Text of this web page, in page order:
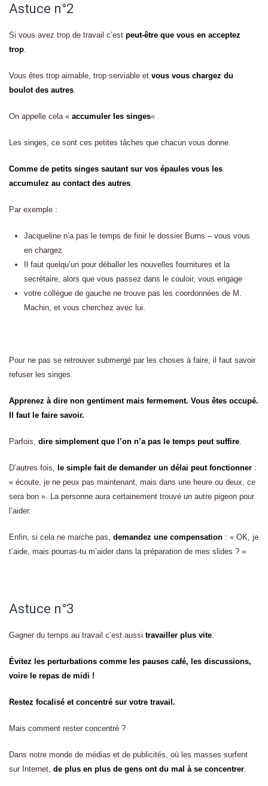
Astuce n°2
Si vous avez trop de travail c’est peut-être que vous en acceptez
trop.
Vous êtes trop aimable, trop serviable et vous vous chargez du
boulot des autres.
On appelle cela « accumuler les singes« .
Les singes, ce sont ces petites tâches que chacun vous donne.
Comme de petits singes sautant sur vos épaules vous les
accumulez au contact des autres.
Par exemple :
Jacqueline n’a pas le temps de finir le dossier Burns – vous vous
en chargez
Il faut quelqu’un pour déballer les nouvelles fournitures et la
secrétaire, alors que vous passez dans le couloir, vous engage
votre collègue de gauche ne trouve pas les coordonnées de M.
Machin, et vous cherchez avec lui.
Pour ne pas se retrouver submergé par les choses à faire, il faut savoir
refuser les singes.
Apprenez à dire non gentiment mais fermement. Vous êtes occupé.
Il faut le faire savoir.
Parfois, dire simplement que l’on n’a pas le temps peut suffire.
D’autres fois, le simple fait de demander un délai peut fonctionner :
« écoute, je ne peux pas maintenant, mais dans une heure ou deux, ce
sera bon ». La personne aura certainement trouvé un autre pigeon pour
l’aider.
Enfin, si cela ne marche pas, demandez une compensation : « OK, je
t’aide, mais pourras-tu m’aider dans la préparation de mes slides ? »
Astuce n°3
Gagner du temps au travail c’est aussi travailler plus vite.
Évitez les perturbations comme les pauses café, les discussions,
voire le repas de midi !
Restez focalisé et concentré sur votre travail.
Mais comment rester concentré ?
Dans notre monde de médias et de publicités, où les masses surfent
sur Internet, de plus en plus de gens ont du mal à se concentrer.